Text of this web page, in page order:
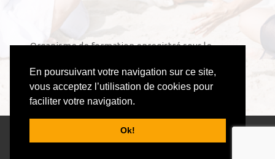
En poursuivant votre navigation sur ce site,
vous acceptez l’utilisation de cookies pour
faciliter votre navigation.
Ok!
Organisme de formation enregistré sous le
numéro 52441002444. Cet enregistrement ne vaut
réservés - All rights reserved.